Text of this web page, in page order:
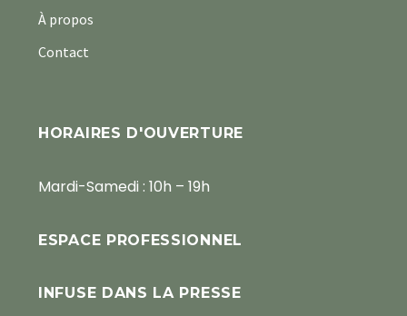
À propos
Contact
HORAIRES D'OUVERTURE
Mardi-Samedi : 10h – 19h
ESPACE PROFESSIONNEL
INFUSE DANS LA PRESSE